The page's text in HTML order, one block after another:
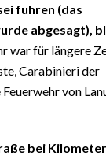
fuhren (das
abgesagt),
war für längere
Carabinieri der
von
bei